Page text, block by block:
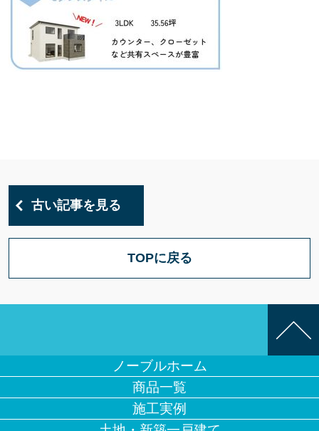
古い記事を見る
TOPに戻る
ノーブルホーム
商品一覧
施工実例